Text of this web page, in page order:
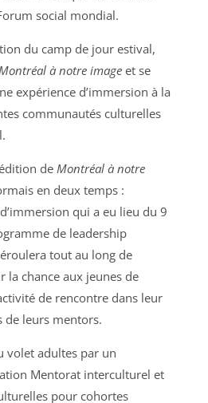
social mondial.
du camp de jour estival,
à notre imageet se
expérience d’immersion à la
communautés culturelles
de Montréal à notre
en deux temps :
qui a eu lieu du 9
de leadership
tout au long de
la chance aux jeunes de
de rencontre dans leur
de leurs mentors.
volet adultes par un
Mentorat interculturel et
pour cohortes